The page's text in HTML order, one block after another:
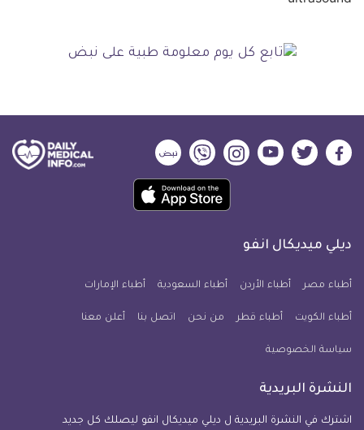
ديلي
فيسبوك
ديلي
تويتر
ديلي
ميديكال
يوتيوب
ديلي
ميديكال
انفو
ديلي
ميديكال
انفو
ديلي
ميديكال
انفو
حمل
تطبيق
معلومة
للآيفون
ديلي ميديكال انفو
أطباء مصر أطباء الأردن أطباء السعودية أطباء الإمارات
أطباء الكويت أطباء قطر من نحن اتصل بنا أعلن معنا
سياسة الخصوصية
النشرة البريدية
اشترك في النشرة البريدية ل ديلي ميديكال انفو ليصلك كل جديد